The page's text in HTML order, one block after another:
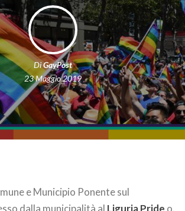
DiGayPost
23 Maggio 2019
e Municipio Ponente sul
dalla municipalità al Liguria Pride o,